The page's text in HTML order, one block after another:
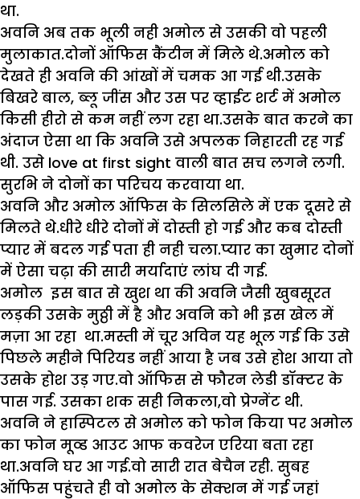
था.
अवनि अब तक भूली‌ नही ‌अमोल से उसकी वो पहली
मुलाकात.दोनों ऑफिस कैंटीन में मिले थे.अमोल को
देखते ही अवनि की आंखों में चमक आ गई थी.उसके
बिखरे बाल, ब्लू जींस और उस पर व्हाईट शर्ट में अमोल
किसी हीरो से कम नहीं लग रहा था.उसके बात करने का
अंदाज ऐसा था कि अवनि उसे अपलक निहारती रह गई
थी. उसे love at first sight वाली बात सच लगने लगी.
सुरभि ने दोनों का परिचय करवाया था.
अवनि और अमोल ऑफिस के सिलसिले में एक दूसरे से
मिलते थे.धीरे धीरे दोनों में दोस्ती हो गई और कब दोस्ती
प्यार में बदल गई पता ही नही चला.प्यार का खुमार दोनों
में ऐसा ‌चढ़ा की सारी मर्यादाएं लांघ दी गई.
अमोल इस बात से खुश था की अवनि जैसी खुबसूरत
लड़की उसके मुठ्ठी में है‌ और अवनि को भी इस खेल में
मज़ा आ रहा था.मस्ती में चूर अविन यह भूल ग‌ई कि उसे
पिछले महीने पिरियड नहीं आया है जब उसे होश आया तो
उसके होश उड़ गए.वो ऑफिस से फौरन लेडी डॉक्टर के
पास ग‌ई. उसका शक सही निकला,वो प्रेग्नेंट थी.
अवनि ने हास्पिटल से अमोल को फोन किया पर अमोल
का फोन मूव्ड आउट आफ कवरेज एरिया बता रहा
था.अवनि घर आ गई.वो सारी रात बेचैन रही. सुबह
ऑफिस पहुंचते ही वो अमोल के सेक्शन में ग‌ई जहां